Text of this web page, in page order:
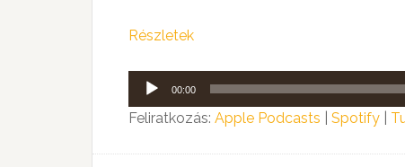
Részletek
Audió
lejátszó
00:00
Feliratkozás: Apple Podcasts Spotify